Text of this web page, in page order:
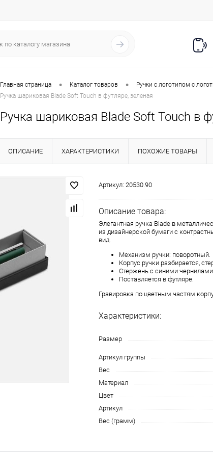
Главная страница • Каталог товаров • Ручки с логотипом с
Ручка шариковая Blade Soft Touch в футляре, зеленая
Ручка шариковая Blade Soft Touch в
ОПИСАНИЕ ХАРАКТЕРИСТИКИ ПОХОЖИЕ ТОВАРЫ
Артикул: 20530.90
Описание товара:
Элегантная ручка Blade в
из дизайнерской бумаги с
вид.
Механизм ручки: поворотный.
Корпус ручки разбирается,
Стержень с синими
Поставляется в футляре.
Гравировка по цветным частям
Характеристики:
Размер
Артикул группы
Вес
Материал
Цвет
Артикул
Вес (грамм)